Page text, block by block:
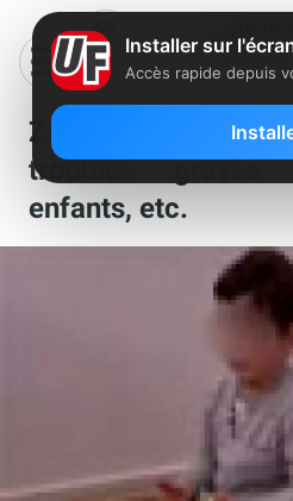
Zapping : le
troubles graves
enfants, etc.
Installer sur
Accès rapide depuis